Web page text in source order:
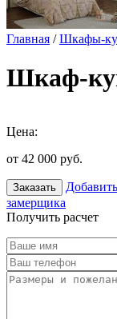
Главная /Шкафы-
Шкаф-
Цена:
от 42 000 руб.
Заказать
замерщика
Получить расчет